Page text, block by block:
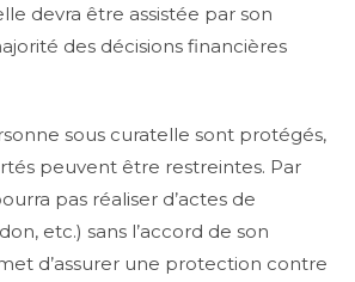
devra être assistée par son
des décisions financières
sous curatelle sont protégés,
peuvent être restreintes. Par
pas réaliser d’actes de
etc.) sans l’accord de son
d’assurer une protection contre